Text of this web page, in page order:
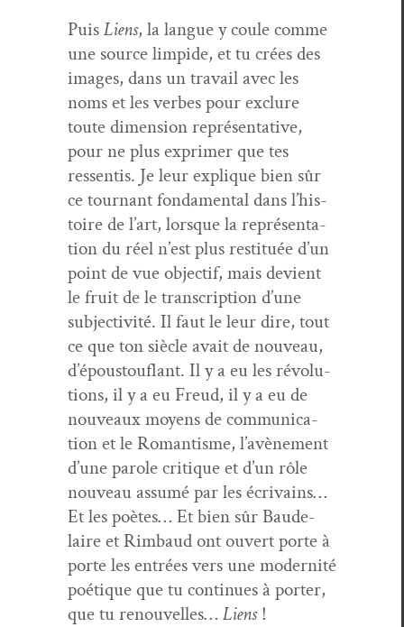
PuisLiens, la langue y coule comme
une source limpi­de, et tu crées des
images, dans un tra­vail avec les
noms et les verbes pour exclure
toute dimen­sion représen­ta­tive,
pour ne plus exprimer que tes
ressen­tis. Je leur explique bien sûr
ce tour­nant fon­da­men­tal dans l’his­
toire de l’art, lorsque la représen­ta­
tion du réel n’est plus resti­tuée d’un
point de vue objec­tif, mais devient
le fruit de le tran­scrip­tion d’une
sub­jec­tiv­ité. Il faut le leur dire, tout
ce que ton siè­cle avait de nou­veau,
d’épous­tou­flant. Il y a eu les révo­lu­
tions, il y a eu Freud, il y a eu de
nou­veaux moyens de com­mu­ni­ca­
tion et le Roman­tisme, l’avène­ment
d’une parole cri­tique et d’un rôle
nou­veau assumé par les écrivains…
Et les poètes… Et bien sûr Baude­
laire et Rim­baud ont ouvert porte à
porte les entrées vers une moder­nité
poé­tique que tu con­tin­ues à porter,
que tu renou­velles… Liens!